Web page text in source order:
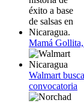
Mamá
Walmart
convocatoria